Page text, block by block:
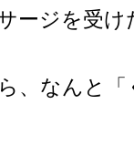
ージを受け
、なんと